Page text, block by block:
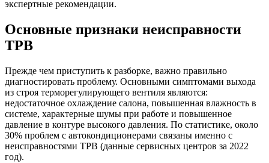
экспертные рекомендации.
Основные признаки неисправности
ТРВ
Прежде чем приступить к разборке, важно правильно
диагностировать проблему. Основными симптомами выхода
из строя терморегулирующего вентиля являются:
недостаточное охлаждение салона, повышенная влажность в
системе, характерные шумы при работе и повышенное
давление в контуре высокого давления. По статистике, около
30% проблем с автокондиционерами связаны именно с
неисправностями ТРВ (данные сервисных центров за 2022
год).